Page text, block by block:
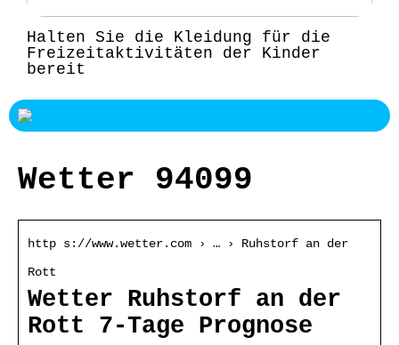
Halten Sie die Kleidung für die
Freizeitaktivitäten der Kinder
bereit
Wetter 94099
http s://www.wetter.com › … › Ruhstorf an der
Rott
Wetter Ruhstorf an der
Rott 7-Tage Prognose